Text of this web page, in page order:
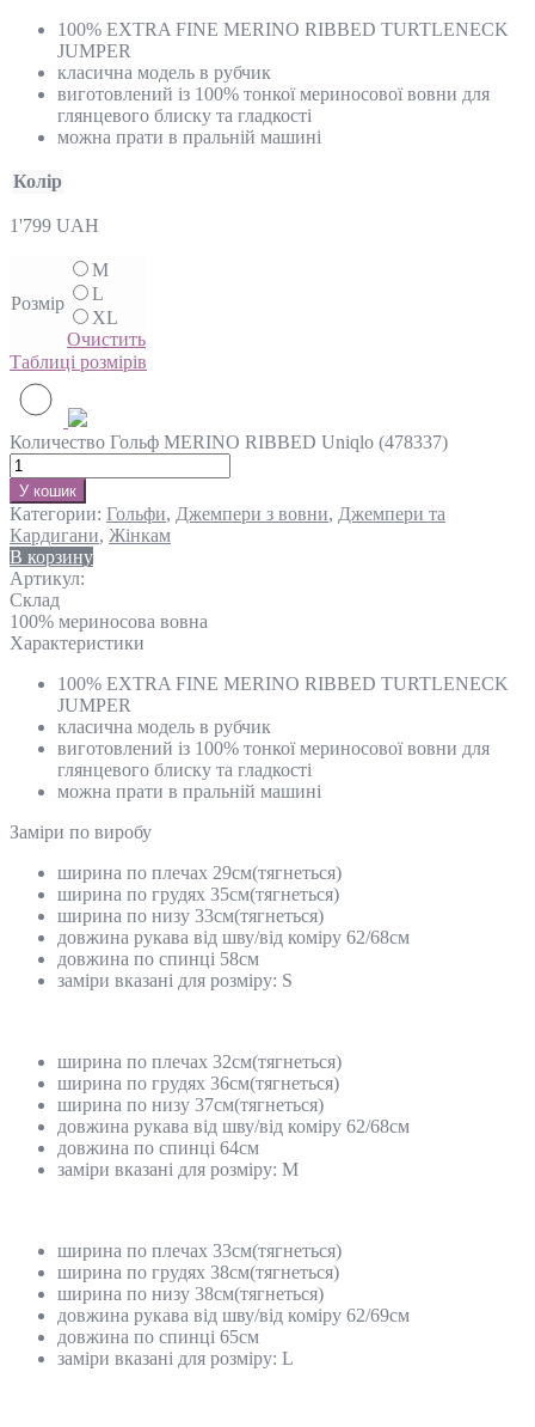
100% EXTRA FINE MERINO RIBBED TURTLENECK
JUMPER
класична модель в рубчик
виготовлений із 100% тонкої мериносової вовни для
глянцевого блиску та гладкості
можна прати в пральній машині
Колір
1'799 UAH
Розмір
M
L
XL
Очистить
Таблиці розмірів
Количество Гольф MERINO RIBBED Uniqlo (478337)
У кошик
Категории: Гольфи, Джемпери з вовни, Джемпери та
Кардигани, Жінкам
В корзину
Артикул:
Склад
100% мериносова вовна
Характеристики
100% EXTRA FINE MERINO RIBBED TURTLENECK
JUMPER
класична модель в рубчик
виготовлений із 100% тонкої мериносової вовни для
глянцевого блиску та гладкості
можна прати в пральній машині
Замiри по виробу
ширина по плечах 29см(тягнеться)
ширина по грудях 35см(тягнеться)
ширина по низу 33см(тягнеться)
довжина рукава від шву/від коміру 62/68см
довжина по спинці 58см
заміри вказані для розміру: S
ширина по плечах 32см(тягнеться)
ширина по грудях 36см(тягнеться)
ширина по низу 37см(тягнеться)
довжина рукава від шву/від коміру 62/68см
довжина по спинці 64см
заміри вказані для розміру: М
ширина по плечах 33см(тягнеться)
ширина по грудях 38см(тягнеться)
ширина по низу 38см(тягнеться)
довжина рукава від шву/від коміру 62/69см
довжина по спинці 65см
заміри вказані для розміру: L